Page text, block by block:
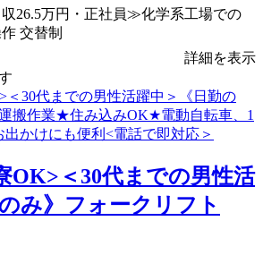
26.5万円・正社員≫化学系工場での
交替制
詳細を表示
OK>＜30代までの男性活
み》フォークリフト